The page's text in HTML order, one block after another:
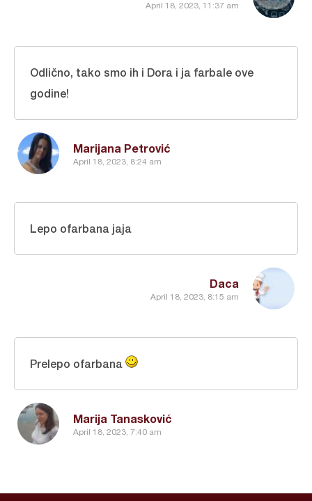
April 18, 2023, 11:37 am
Marijana Petrović
April 18, 2023, 8:24 am
Odlično, tako smo ih i Dora i ja farbale ove
godine!
Daca
April 18, 2023, 8:15 am
Lepo ofarbana jaja
Marija Tanasković
April 18, 2023, 7:40 am
Prelepo ofarbana